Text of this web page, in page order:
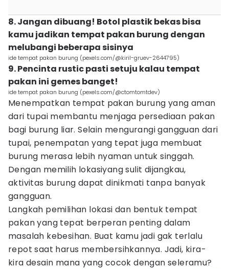
8. Jangan dibuang! Botol plastik bekas bisa
kamu jadikan tempat pakan burung dengan
melubangi beberapa sisinya
ide tempat pakan burung (pexels.com/@kiril-gruev-2644795)
9. Pencinta rustic pasti setuju kalau tempat
pakan ini gemes banget!
ide tempat pakan burung (pexels.com/@ctomtomtdev)
Menempatkan tempat pakan burung yang aman
dari tupai membantu menjaga persediaan pakan
bagi burung liar. Selain mengurangi gangguan dari
tupai, penempatan yang tepat juga membuat
burung merasa lebih nyaman untuk singgah.
Dengan memilih lokasiyang sulit dijangkau,
aktivitas burung dapat dinikmati tanpa banyak
gangguan.
Langkah pemilihan lokasi dan bentuk tempat
pakan yang tepat berperan penting dalam
masalah kebesihan. Buat kamu jadi gak terlalu
repot saat harus membersihkannya. Jadi, kira-
kira desain mana yang cocok dengan seleramu?